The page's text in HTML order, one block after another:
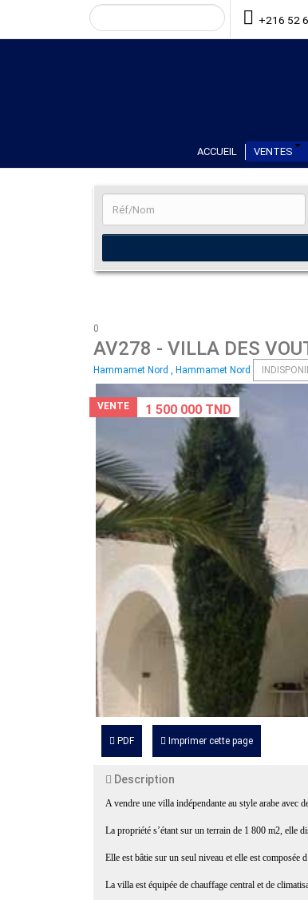
+216 52
ACCUEIL VENTES
0
AV278 - VILLA DES
Hammamet Nord , Hammamet Nord
VENTE 1 500 000 TND
PDF Imprimer cette page
Description
A vendre une villa indépendante au style arabe avec
La propriété s’étant sur un terrain de 1 800 m2, elle
Elle est bâtie sur un seul niveau et elle est composée
La villa est équipée de chauffage central et de